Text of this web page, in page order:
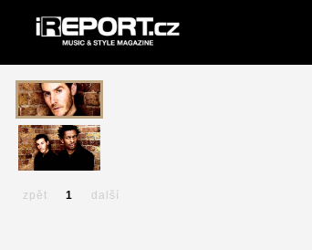
zpět 1 další